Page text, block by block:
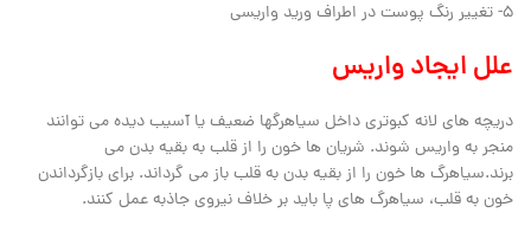
5- تغییر رنگ پوست در اطراف ورید واریسی
علل ایجاد واریس
دریچه های لانه کبوتری داخل سیاهرگها ضعیف یا آسیب دیده می توانند
منجر به واریس شوند. شریان ها خون را از قلب به بقیه بدن می
برند.سیاهرگ ها خون را از بقیه بدن به قلب باز می گرداند. برای بازگرداندن
خون به قلب، سیاهرگ های پا باید بر خلاف نیروی جاذبه عمل کنند.